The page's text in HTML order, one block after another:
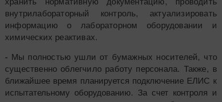
внутрилабораторный контроль, актуализировать
информацию о лабораторном оборудовании и
химических реактивах.
- Мы полностью ушли от бумажных носителей, что
существенно облегчило работу персонала. Также, в
ближайшее время планируется подключение ЕЛИС к
испытательному оборудованию. За счет контроля и